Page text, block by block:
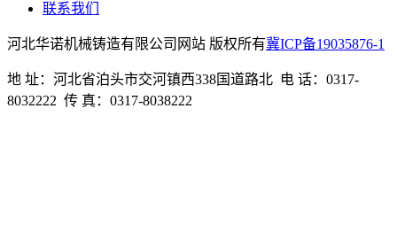
联系我们
河北华诺机械铸造有限公司网站 版权所有冀ICP备19035876-1
地 址：河北省泊头市交河镇西338国道路北 电 话：0317-
8032222 传 真：0317-8038222